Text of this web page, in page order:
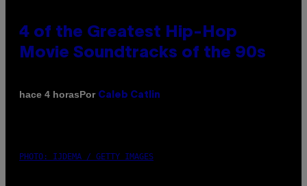
4 of the Greatest Hip-Hop
Movie Soundtracks of the 90s
hace 4 horasPor Caleb Catlin
PHOTO: IJDEMA / GETTY IMAGES